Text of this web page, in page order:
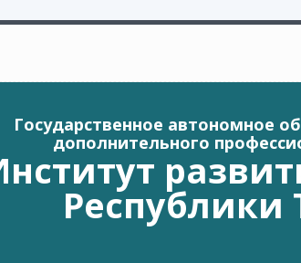
Государственное автономное
дополнительного
Республики